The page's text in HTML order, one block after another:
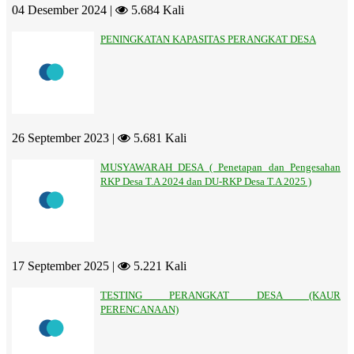
04 Desember 2024 | 5.684 Kali
PENINGKATAN KAPASITAS PERANGKAT DESA
26 September 2023 | 5.681 Kali
MUSYAWARAH DESA ( Penetapan dan Pengesahan
RKP Desa T.A 2024 dan DU-RKP Desa T.A 2025 )
17 September 2025 | 5.221 Kali
TESTING PERANGKAT DESA (KAUR
PERENCANAAN)